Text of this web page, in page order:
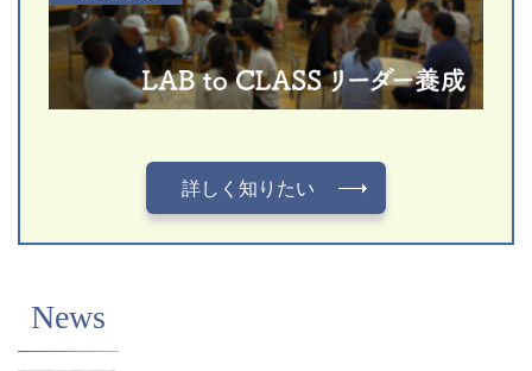
詳しく知りたい
News